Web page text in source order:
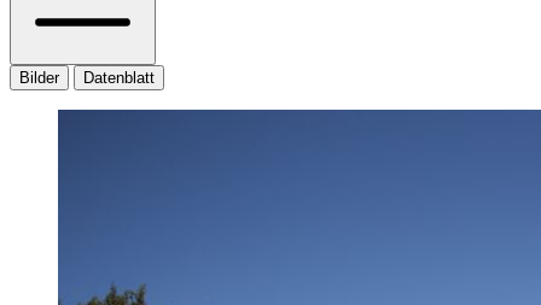
Bilder Datenblatt